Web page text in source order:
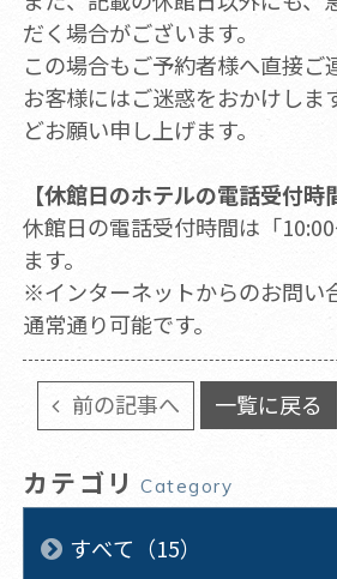
だく場合がございます。
この場合もご予約者様へ直接ご
お客様にはご迷惑をおかけしま
どお願い申し上げます。
【休館日のホテルの電話受付時
休館日の電話受付時間は「
ます。
※インターネットからのお問い
通常通り可能です。
前の記事へ 一覧に戻る
カテゴリ Category
すべて（15）